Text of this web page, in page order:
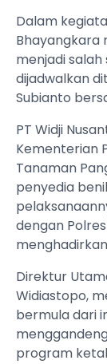
Dalam
Bhayangkara
menjadi
dijadwalkan
Subianto
PT Widji
Kementerian
Tanaman
penyedia
dengan
Direktur
Widiastopo,
bermula dari
program